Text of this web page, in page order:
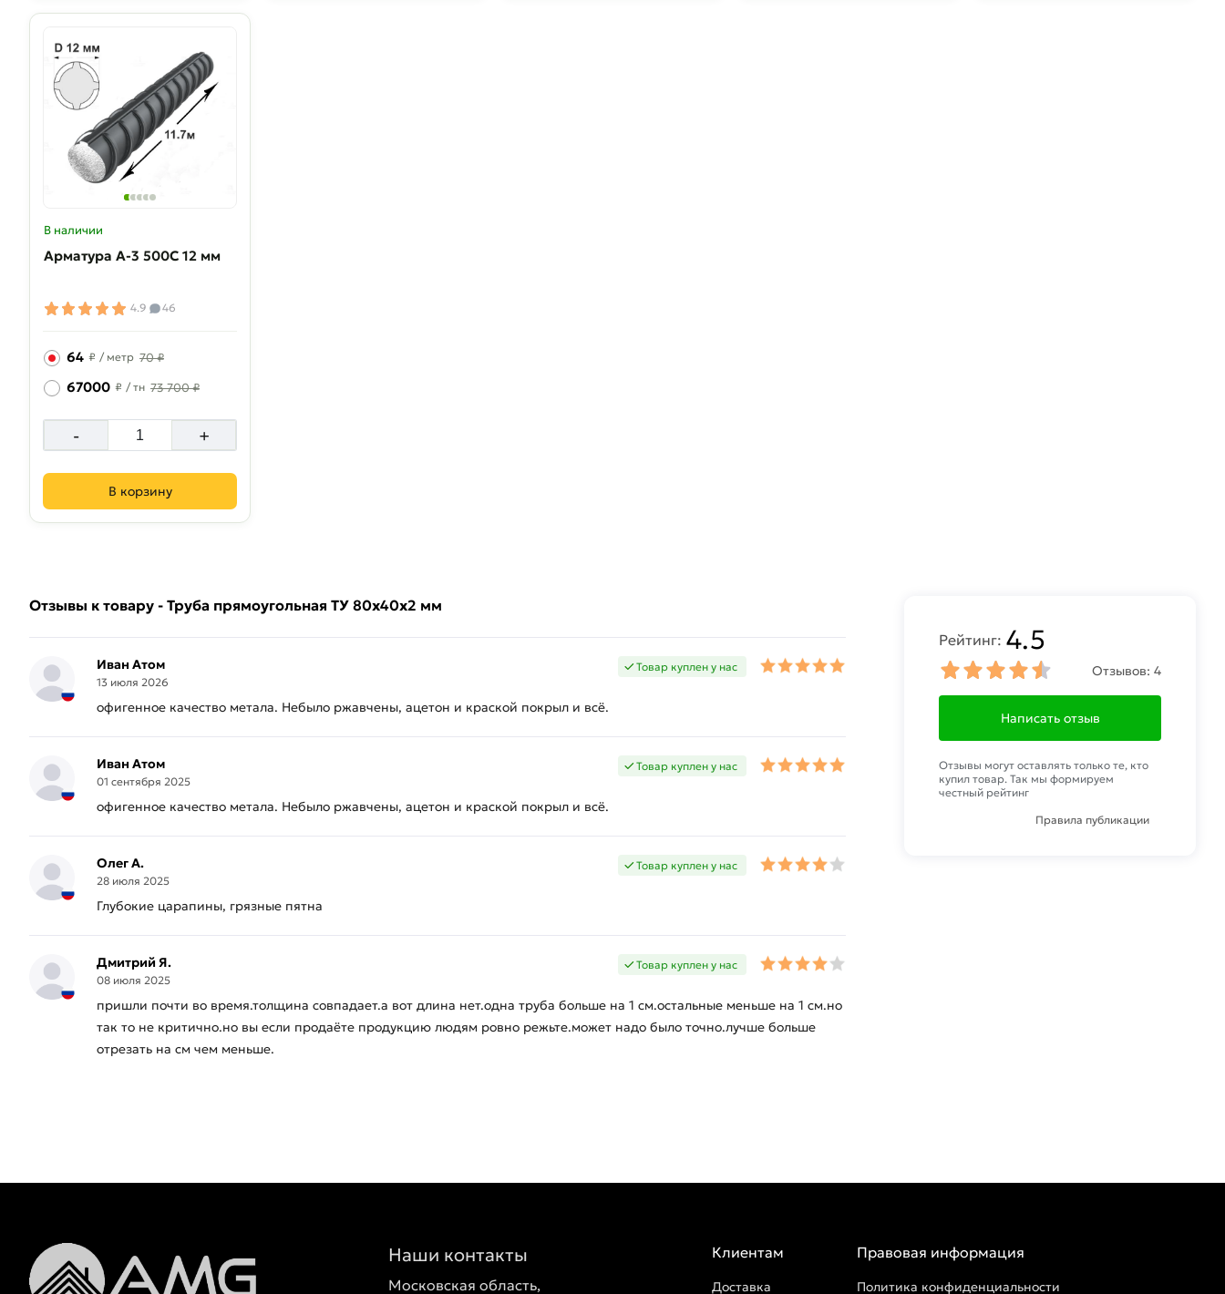
В наличии
Арматура A-3 500C 12 мм
4.9 46
64 ₽ / метр 70 ₽
67000 ₽ / тн 73 700 ₽
- +
В корзину
Отзывы к товару - Труба прямоугольная ТУ 80х40х2 мм
Иван Атом
13 июля 2026
Товар куплен у нас
офигенное качество метала. Небыло ржавчены, ацетон и краской покрыл и всё.
Иван Атом
01 сентября 2025
Товар куплен у нас
офигенное качество метала. Небыло ржавчены, ацетон и краской покрыл и всё.
Олег А.
28 июля 2025
Товар куплен у нас
Глубокие царапины, грязные пятна
Дмитрий Я.
08 июля 2025
Товар куплен у нас
пришли почти во время.толщина совпадает.а вот длина нет.одна труба больше на 1 см.остальные меньше на 1 см.но
так то не критично.но вы если продаёте продукцию людям ровно режьте.может надо было точно.лучше больше
отрезать на см чем меньше.
Рейтинг: 4.5
Отзывов: 4
Написать отзыв
Отзывы могут оставлять только те, кто
купил товар. Так мы формируем
честный рейтинг
Правила публикации
Наши контакты
Московская область,
Клиентам
Доставка
Правовая информация
Политика конфиденциальности